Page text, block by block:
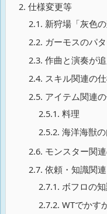
2. 仕様変更等
2.1. 新狩場「灰色
2.2. ガーモスのパ
2.3. 作曲と演奏が
2.4. スキル関連の
2.5. アイテム関連
2.5.1. 料理
2.5.2. 海洋海獣
2.6. モンスター関
2.7. 依頼・知識関連
2.7.1. ボフロの
2.7.2. WTでかす